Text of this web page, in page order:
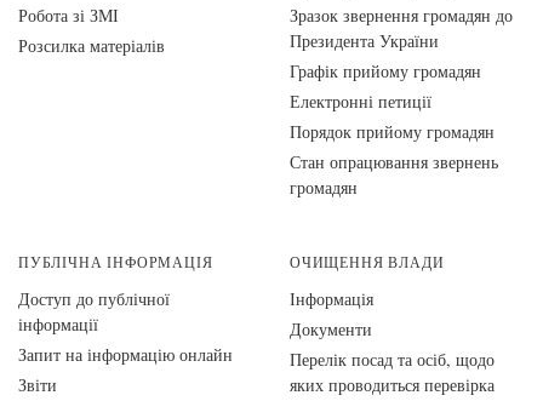
Робота зі ЗМІ
Розсилка матеріалів
Зразок звернення громадян до
Президента України
Графік прийому громадян
Електронні петиції
Порядок прийому громадян
Стан опрацювання звернень
громадян
ПУБЛІЧНА ІНФОРМАЦІЯ
Доступ до публічної
інформації
Запит на інформацію онлайн
Звіти
ОЧИЩЕННЯ ВЛАДИ
Інформація
Документи
Перелік посад та осіб, щодо
яких проводиться перевірка